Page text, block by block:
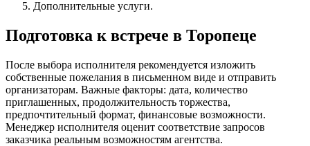
Дополнительные услуги.
Подготовка к встрече в Торопеце
После выбора исполнителя рекомендуется изложить
собственные пожелания в письменном виде и отправить
организаторам. Важные факторы: дата, количество
приглашенных, продолжительность торжества,
предпочтительный формат, финансовые возможности.
Менеджер исполнителя оценит соответствие запросов
заказчика реальным возможностям агентства.